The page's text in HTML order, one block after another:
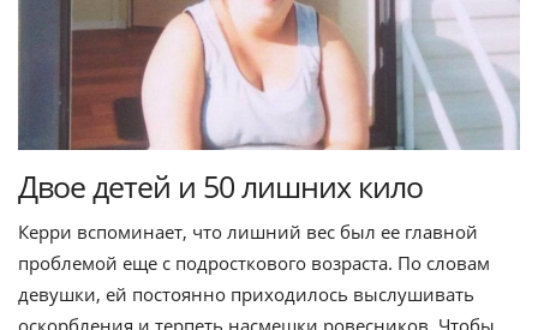
Двое детей и 50 лишних кило
Керри вспоминает, что лишний вес был ее главной
проблемой еще с подросткового возраста. По словам
девушки, ей постоянно приходилось выслушивать